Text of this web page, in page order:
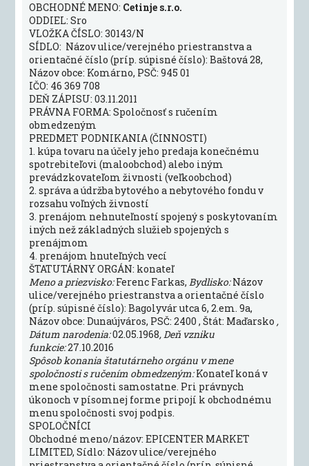
OBCHODNÉ MENO: Cetinje s.r.o.
ODDIEL: Sro
VLOŽKA ČÍSLO: 30143/N
SÍDLO: Názov ulice/verejného priestranstva a
orientačné číslo (príp. súpisné číslo): Baštová 28,
Názov obce: Komárno, PSČ: 945 01
IČO: 46 369 708
DEŇ ZÁPISU: 03.11.2011
PRÁVNA FORMA: Spoločnosť s ručením
obmedzeným
PREDMET PODNIKANIA (ČINNOSTI)
1. kúpa tovaru na účely jeho predaja konečnému
spotrebiteľovi (maloobchod) alebo iným
prevádzkovateľom živnosti (veľkoobchod)
2. správa a údržba bytového a nebytového fondu v
rozsahu voľných živností
3. prenájom nehnuteľností spojený s poskytovaním
iných než základných služieb spojených s
prenájmom
4. prenájom hnuteľných vecí
ŠTATUTÁRNY ORGÁN: konateľ
Meno a priezvisko:Ferenc Farkas,Bydlisko:Názov
ulice/verejného priestranstva a orientačné číslo
(príp. súpisné číslo): Bagolyvár utca 6, 2.em. 9a,
Názov obce: Dunaújváros, PSČ: 2400 , Štát: Maďarsko ,
Dátum narodenia:02.05.1968, Deň vzniku
funkcie:27.10.2016
Spôsob konania štatutárneho orgánu v mene
spoločnosti s ručením obmedzeným:Konateľ koná v
mene spoločnosti samostatne. Pri právnych
úkonoch v písomnej forme pripojí k obchodnému
menu spoločnosti svoj podpis.
SPOLOČNÍCI
Obchodné meno/názov: EPICENTER MARKET
LIMITED, Sídlo: Názov ulice/verejného